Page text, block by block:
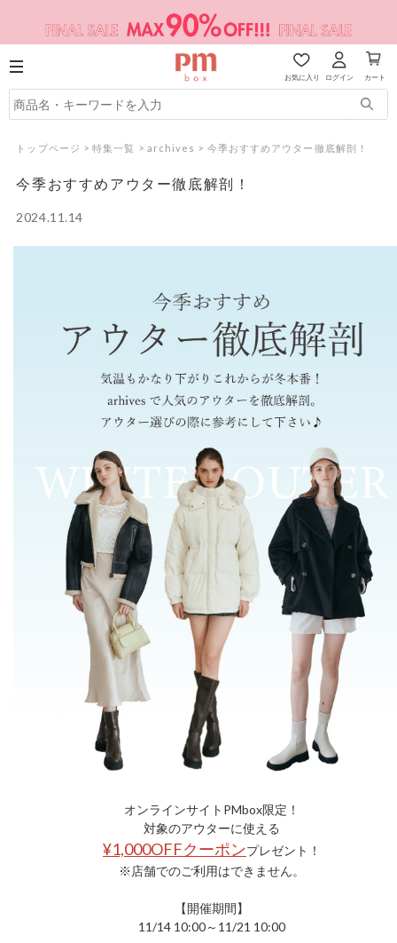
お気に入り ログイン カート
トップページ > 特集一覧 > archives > 今季おすすめアウター徹底解剖！
今季おすすめアウター徹底解剖！
2024.11.14
オンラインサイトPMbox限定！
対象のアウターに使える
¥1,000OFFクーポンプレゼント！
※店舗でのご利用はできません。
【開催期間】
11/14 10:00～11/21 10:00